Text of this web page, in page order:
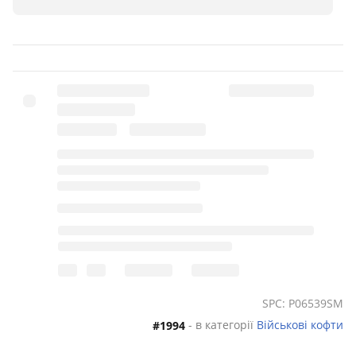
SPC: P06539SM
#1994 - в категорії Військові кофти